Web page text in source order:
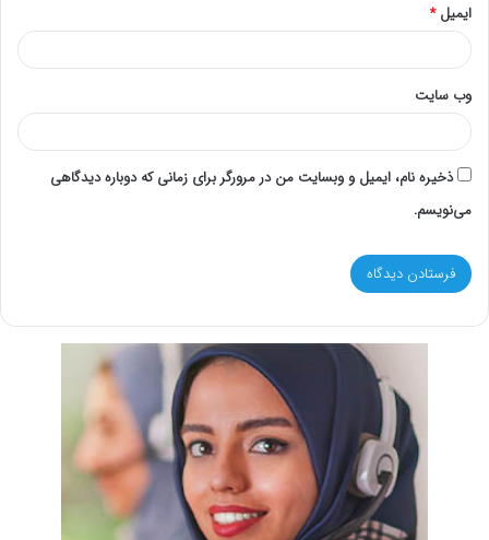
ایمیل*
وب‌ سایت
ذخیره نام، ایمیل و وبسایت من در مرورگر برای زمانی که دوباره دیدگاهی
می‌نویسم.